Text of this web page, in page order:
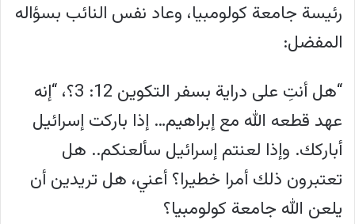
رئيسة جامعة كولومبيا، وعاد نفس النائب بسؤاله
المفضل:
“هل أنتِ على دراية بسفر التكوين 12: 3؟، “إنه
عهد قطعه الله مع إبراهيم… إذا باركت إسرائيل
أباركك. وإذا لعنتم إسرائيل سألعنكم.. هل
تعتبرون ذلك أمرا خطيرا؟ أعني، هل تريدين أن
يلعن الله جامعة كولومبيا؟